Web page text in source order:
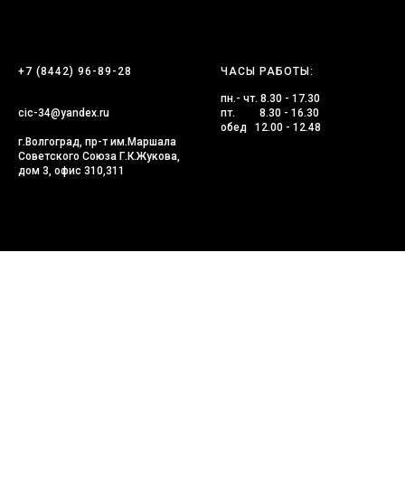
+7 (8442) 96-89-28
cic-34@yandex.ru
г.Волгоград, пр-т им.Маршала
Советского Союза Г.К.Жукова,
дом 3, офис 310,311
ЧАСЫ РАБОТЫ:
пн.- чт. 8.30 - 17.30
пт. 8.30 - 16.30
обед 12.00 - 12.48